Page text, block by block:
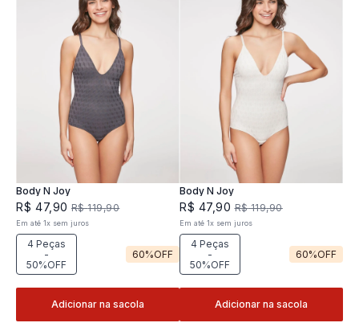
Body N Joy
R$ 47,90 R$ 119,90
Em até1x sem juros
4 Peças
-
50%OFF
60%OFF
Adicionar na sacola
Body N Joy
R$ 47,90 R$ 119,90
Em até 1x sem juros
4 Peças
-
50%OFF
60%OFF
Adicionar na sacola